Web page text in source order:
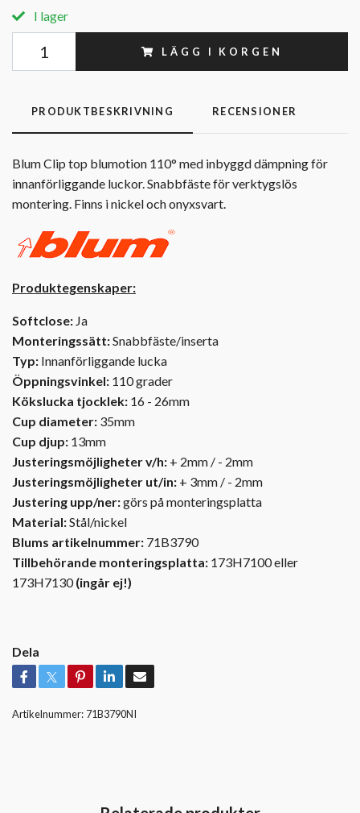
I lager
LÄGG I KORGEN
PRODUKTBESKRIVNING RECENSIONER
Blum Clip top blumotion 110° med inbyggd dämpning för
innanförliggande luckor. Snabbfäste för verktygslös
montering. Finns i nickel och onyxsvart.
Produktegenskaper:
Softclose: Ja
Monteringssätt:Snabbfäste/inserta
Typ: Innanförliggande lucka
Öppningsvinkel: 110 grader
Kökslucka tjocklek: 16 - 26mm
Cup diameter: 35mm
Cup djup: 13mm
Justeringsmöjligheter v/h: + 2mm / - 2mm
Justeringsmöjligheter ut/in: + 3mm / - 2mm
Justering upp/ner:görs på monteringsplatta
Material:Stål/nickel
Blums artikelnummer: 71B3790
Tillbehörande monteringsplatta: 173H7100 eller
173H7130(ingår ej!)
Dela
Artikelnummer: 71B3790NI